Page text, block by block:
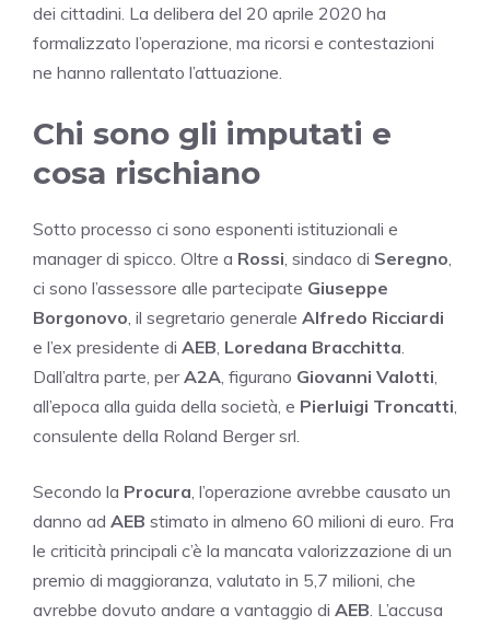
dei cittadini. La delibera del 20 aprile 2020 ha
formalizzato l’operazione, ma ricorsi e contestazioni
ne hanno rallentato l’attuazione.
Chi sono gli imputati e
cosa rischiano
Sotto processo ci sono esponenti istituzionali e
manager di spicco. Oltre a Rossi , sindaco di Seregno
ci sono l’assessore alle partecipate Giuseppe
Borgonovo , il segretario generale Alfredo Ricciardi
e l’ex presidente di AEB Loredana Bracchitta
Dall’altra parte, perA2A , figurano Giovanni Valotti
all’epoca alla guida della società, e Pierluigi Troncatti
consulente della Roland Berger srl.
Secondo la Procura , l’operazione avrebbe causato un
danno ad AEB stimato in almeno 60 milioni di euro. Fra
le criticità principali c’è la mancata valorizzazione di un
premio di maggioranza, valutato in 5,7 milioni, che
avrebbe dovuto andare a vantaggio di AEB . L’accusa